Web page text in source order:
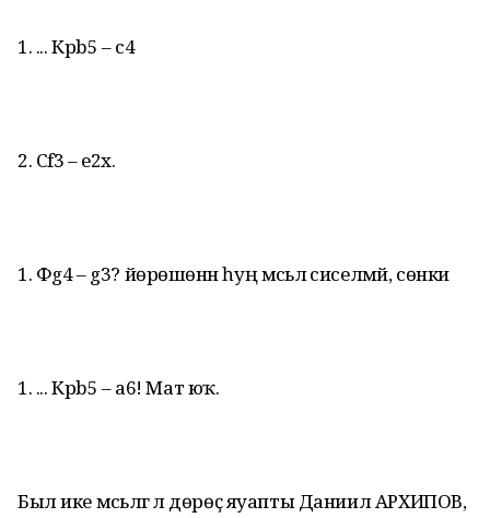
1. ... Крb5 – с4
2. Сf3 – е2х.
1. Фg4 – g3? йөрөшөнән һуң мәсьәлә сиселмәй, сөнки
1. ... Крb5 – а6! Мат юҡ.
Был ике мәсьәләгә лә дөрөҫ яуапты Даниил АРХИПОВ,